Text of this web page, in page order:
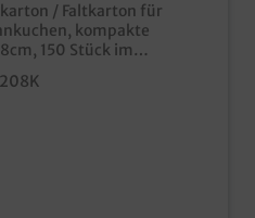
/ Faltkarton für
kompakte
150 Stück im
Transportlösung im
kompakte
Neutralmotiv, ideal
Verpackung
ab einer Auflage
bedruckbar fragen Sie